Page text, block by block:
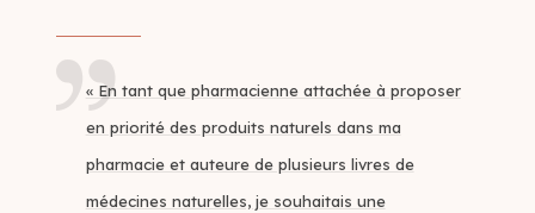
« En tant que pharmacienne attachée à proposer
en priorité des produits naturels dans ma
pharmacie et auteure de plusieurs livres de
médecines naturelles, je souhaitais une